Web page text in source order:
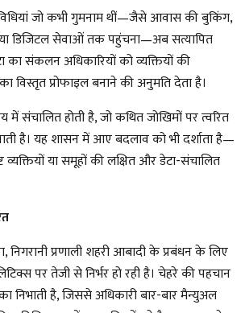
जो कभी गुमनाम थीं—जैसे आवास की बुकिंग,
डिजिटल सेवाओं तक पहुंचना—अब सत्यापित
का संकलन अधिकारियों को व्यक्तियों की
विस्तृत प्रोफाइल बनाने की अनुमति देता है।
में संचालित होती है, जो कथित जोखिमों पर त्वरित
है। यह शासन में आए बदलाव को भी दर्शाता है—
व्यक्तियों या समूहों की लक्षित और डेटा-संचालित
निगरानी प्रणाली शहरी आबादी के प्रबंधन के लिए
पर तेजी से निर्भर हो रही है। चेहरे की पहचान
निभाती है, जिससे अधिकारी बार-बार मैन्युअल